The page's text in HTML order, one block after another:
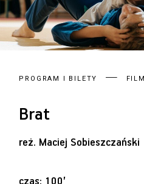
PROGRAM I BILETY
Brat
reż. Maciej Sobieszczański
czas: 100’